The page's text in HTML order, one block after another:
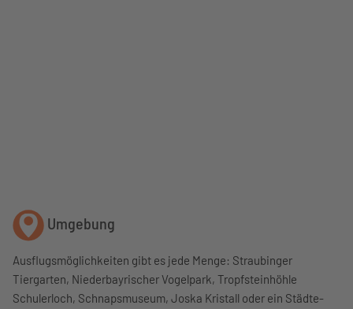
Umgebung
Ausflugsmöglichkeiten gibt es jede Menge: Straubinger
Tiergarten, Niederbayrischer Vogelpark, Tropfsteinhöhle
Schulerloch, Schnapsmuseum, Joska Kristall oder ein Städte-